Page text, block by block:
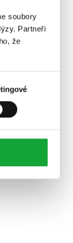
soubory
Partneři
že